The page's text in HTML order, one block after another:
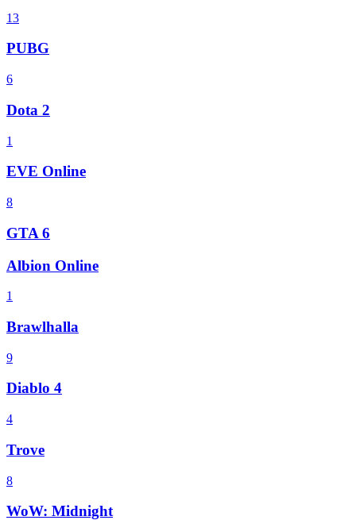
13
PUBG
6
Dota 2
1
EVE Online
8
GTA 6
Albion Online
1
Brawlhalla
9
Diablo 4
4
Trove
8
WoW: Midnight